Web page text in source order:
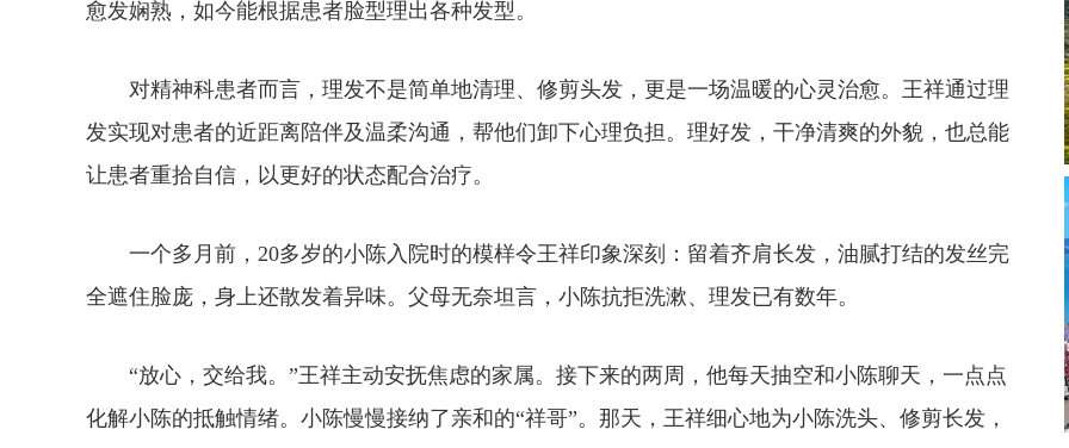
愈发娴熟，如今能根据患者脸型理出各种发型。
对精神科患者而言，理发不是简单地清理、修剪头发，更是一场温暖的心灵治愈。王祥通过理
发实现对患者的近距离陪伴及温柔沟通，帮他们卸下心理负担。理好发，干净清爽的外貌，也总能
让患者重拾自信，以更好的状态配合治疗。
一个多月前，20多岁的小陈入院时的模样令王祥印象深刻：留着齐肩长发，油腻打结的发丝完
全遮住脸庞，身上还散发着异味。父母无奈坦言，小陈抗拒洗漱、理发已有数年。
“放心，交给我。”王祥主动安抚焦虑的家属。接下来的两周，他每天抽空和小陈聊天，一点点
化解小陈的抵触情绪。小陈慢慢接纳了亲和的“祥哥”。那天，王祥细心地为小陈洗头、修剪长发，